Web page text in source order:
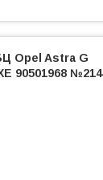
Opel Astra G
90501968 №214